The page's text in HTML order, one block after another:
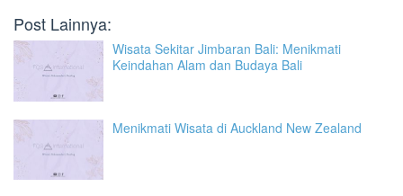
Post Lainnya:
Wisata Sekitar Jimbaran Bali: Menikmati
Keindahan Alam dan Budaya Bali
Menikmati Wisata di Auckland New Zealand